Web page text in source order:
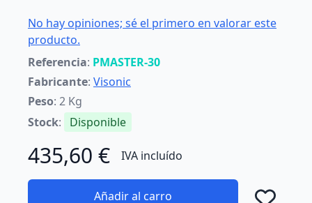
No hay opiniones; sé el primero en valorar este
producto.
Referencia: PMASTER-30
Fabricante: Visonic
Peso: 2 Kg
Stock: Disponible
435,60 € IVA incluído
Añadir al carro